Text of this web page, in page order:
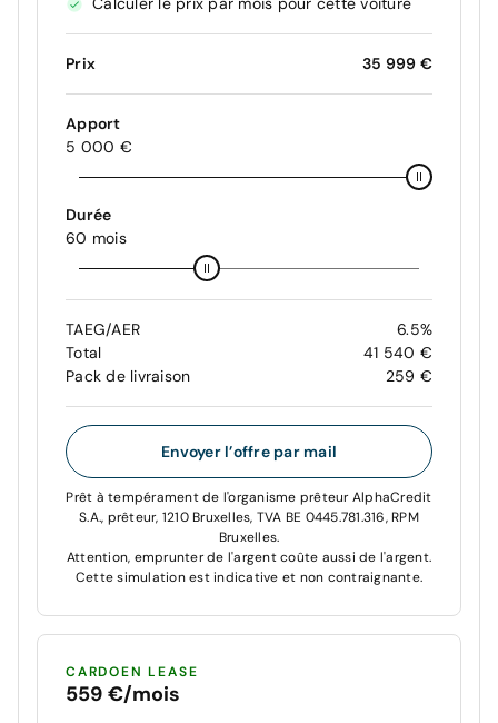
Prix 35 999 €
Apport
5 000 €
Durée
60 mois
TAEG/AER
6.5%
Total
41 540 €
Pack de livraison
259 €
Envoyer l’offre par mail
Prêt à tempérament de l'organisme prêteur AlphaCredit
S.A., prêteur, 1210 Bruxelles, TVA BE 0445.781.316, RPM
Bruxelles.
Attention, emprunter de l'argent coûte aussi de l'argent.
Cette simulation est indicative et non contraignante.
CARDOEN LEASE
559 €/mois